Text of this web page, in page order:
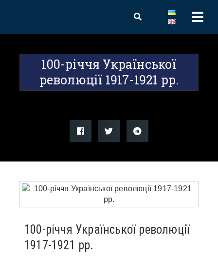
100-річчя Української
революції 1917-1921 рр.
100-річчя Української революції
1917-1921 рр.